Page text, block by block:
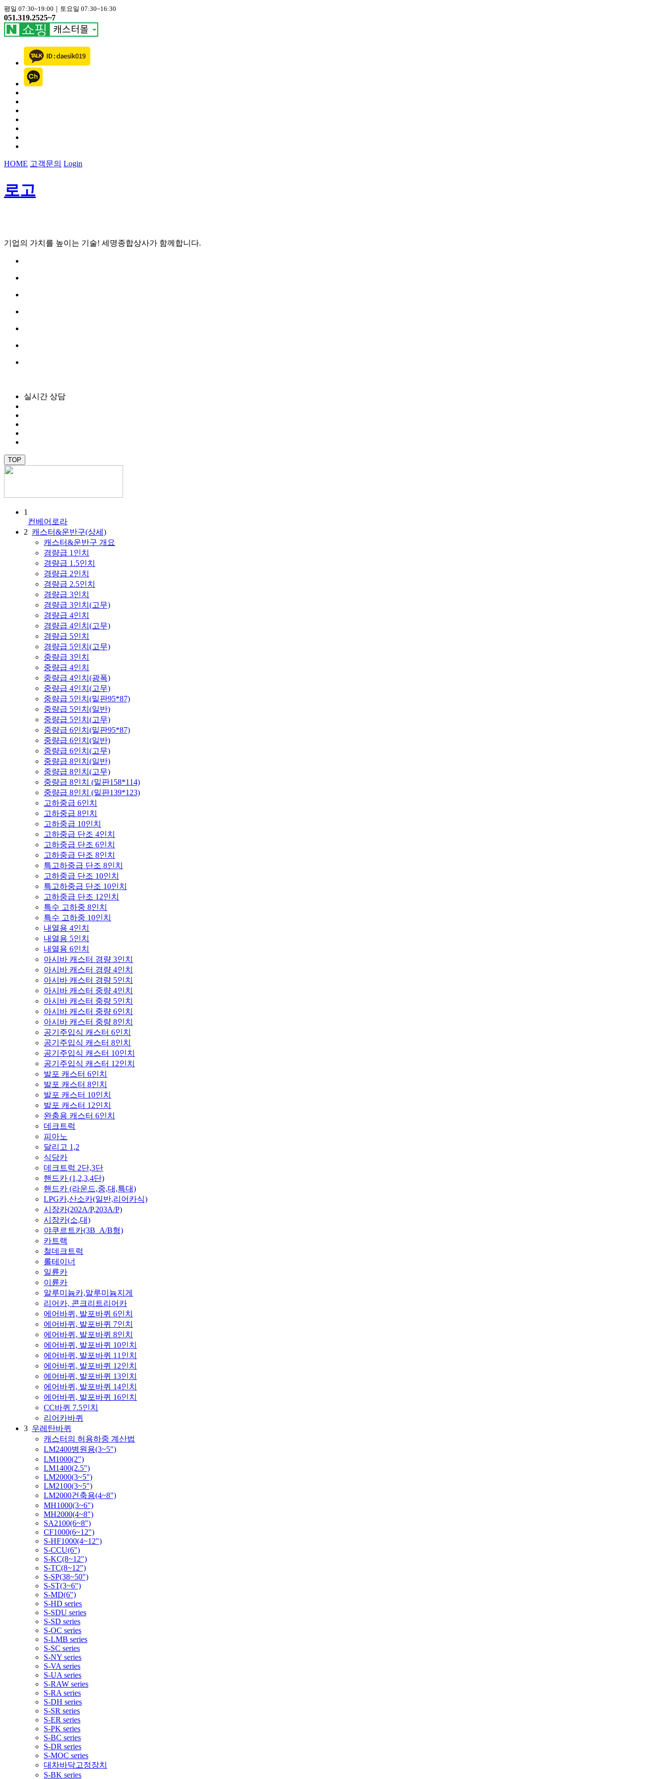
평일 07:30~19:00｜토요일 07:30~16:30
051.319.2525~7
HOME 고객문의 Login
로고
기업의 가치를 높이는 기술! 세명종합상사가 함께합니다.
실시간 상담
TOP
1
컨베어로라
2 캐스터&운반구(상세)
캐스터&운반구 개요
경량급 1인치
경량급 1.5인치
경량급 2인치
경량급 2.5인치
경량급 3인치
경량급 3인치(고무)
경량급 4인치
경량급 4인치(고무)
경량급 5인치
경량급 5인치(고무)
중량급 3인치
중량급 4인치
중량급 4인치(광폭)
중량급 4인치(고무)
중량급 5인치(밑판95*87)
중량급 5인치(일반)
중량급 5인치(고무)
중량급 6인치(밑판95*87)
중량급 6인치(일반)
중량급 6인치(고무)
중량급 8인치(일반)
중량급 8인치(고무)
중량급 8인치 (밑판158*114)
중량급 8인치 (밑판139*123)
고하중급 6인치
고하중급 8인치
고하중급 10인치
고하중급 단조 4인치
고하중급 단조 6인치
고하중급 단조 8인치
특고하중급 단조 8인치
고하중급 단조 10인치
특고하중급 단조 10인치
고하중급 단조 12인치
특수 고하중 8인치
특수 고하중 10인치
내열용 4인치
내열용 5인치
내열용 6인치
아시바 캐스터 경량 3인치
아시바 캐스터 경량 4인치
아시바 캐스터 경량 5인치
아시바 캐스터 중량 4인치
아시바 캐스터 중량 5인치
아시바 캐스터 중량 6인치
아시바 캐스터 중량 8인치
공기주입식 캐스터 6인치
공기주입식 캐스터 8인치
공기주입식 캐스터 10인치
공기주입식 캐스터 12인치
발포 캐스터 6인치
발포 캐스터 8인치
발포 캐스터 10인치
발포 캐스터 12인치
완충용 캐스터 6인치
데크트럭
피아노
달리고 1,2
식당카
데크트럭 2단,3단
핸드카 (1,2,3,4단)
핸드카 (라운드,중,대,특대)
LPG카,산소카(일반,리어카식)
시장카(202A/P,203A/P)
시장카(소,대)
야쿠르트카(3B_A/B형)
카트랙
철데크트럭
롤테이너
일륜카
이륜카
알루미늄카,알루미늄지게
리어카, 콘크리트리어카
에어바퀴, 발포바퀴 6인치
에어바퀴, 발포바퀴 7인치
에어바퀴, 발포바퀴 8인치
에어바퀴, 발포바퀴 10인치
에어바퀴, 발포바퀴 11인치
에어바퀴, 발포바퀴 12인치
에어바퀴, 발포바퀴 13인치
에어바퀴, 발포바퀴 14인치
에어바퀴, 발포바퀴 16인치
CC바퀴 7.5인치
리어카바퀴
3 우레탄바퀴
캐스터의 허용하중 계산법
LM2400병원용(3~5")
LM1000(2")
LM1400(2.5")
LM2000(3~5")
LM2100(3~5")
LM2000건축용(4~8")
MH1000(3~6")
MH2000(4~8")
SA2100(6~8")
CF1000(6~12")
S-HF1000(4~12")
S-CCU(6")
S-KC(8~12")
S-TC(8~12")
S-SP(38~50")
S-ST(3~6")
S-MD(6")
S-HD series
S-SDU series
S-SD series
S-OC series
S-LMB series
S-SC series
S-NY series
S-VA series
S-UA series
S-RAW series
S-RA series
S-DH series
S-SR series
S-ER series
S-PK series
S-BC series
S-DR series
S-MOC series
대차바닥고정장치
S-BK series